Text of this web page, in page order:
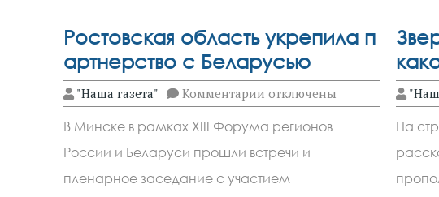
Ростовская область укрепила п
артнерство с Беларусью
"Наша газета" Комментариик
записи
Ростовская область
отключены
В Минске в рамках XIII Форума регионов
России и Беларуси прошли встречи и
пленарное заседание с участием
На